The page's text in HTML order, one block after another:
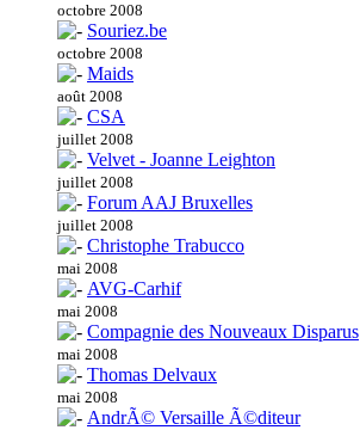
octobre 2008
Souriez.be
octobre 2008
Maids
août 2008
CSA
juillet 2008
Velvet - Joanne Leighton
juillet 2008
Forum AAJ Bruxelles
juillet 2008
Christophe Trabucco
mai 2008
AVG-Carhif
mai 2008
Compagnie des Nouveaux Disparus
mai 2008
Thomas Delvaux
mai 2008
AndrÃ© Versaille Ã©diteur